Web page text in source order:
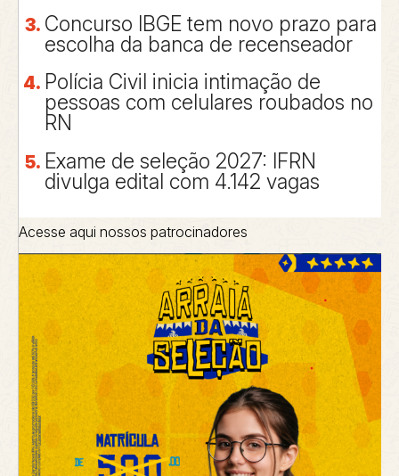
Concurso IBGE tem novo prazo para
escolha da banca de recenseador
Polícia Civil inicia intimação de
pessoas com celulares roubados no
RN
Exame de seleção 2027: IFRN
divulga edital com 4.142 vagas
Acesse aqui nossos patrocinadores